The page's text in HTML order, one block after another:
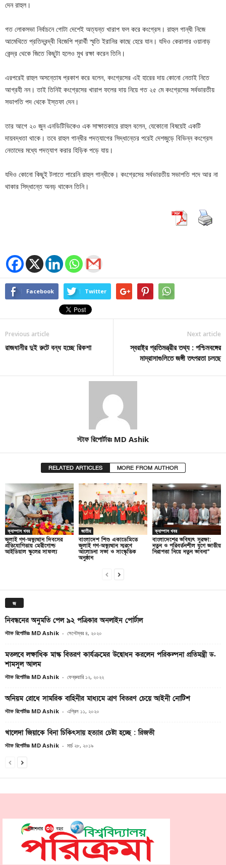
দেন রাহুল।
গত লোকসভা নির্বাচনে গোটা দেশেই অত্যন্ত খারাপ ফল করে কংগ্রেস। রাহুল গান্ধী নিজে
আমেথিতে প্রতিদ্বন্দ্বী বিজেপি প্রার্থী স্মৃতি ইরানির কাছে হেরে যান। যদিও কেরালার ওয়ানাড়
কেন্দ্র থেকে জিতে কিছুটা হলেও মুখ রক্ষা করেন তিনি।
এরপরেই রাহুল অসন্তোষ প্রকাশ করে বলেন, কংগ্রেসের এই হারের দায় কোনো নেতাই নিতে
আগ্রহী নন। তাই তিনিই কংগ্রেসের খারাপ ফলের দায় নিয়ে গত ২৫ মে কংগ্রেসের সর্বভারতীয়
সভাপতি পদ থেকে ইস্তফা দেন।
তার আগে ২০ জুন এনডিটিভিকেও এক সাক্ষাতকারে রাহুল বলেন, যেকোনো বিষয়েই একটি
দায়বদ্ধতা থাকে। তবে রাহুল গান্ধীর পদত্যাগের সিদ্ধান্তের পরেই দেশজুড়ে বিভিন্ন কংগ্রেস
নেতাদের মধ্যে পদত্যাগ করার হিড়িক পড়ে যায়।
যদিও কোনো কিছুই টলাতে পারেনি রাহুল গান্ধীকে। কংগ্রেসের সর্বভারতীয় সভাপতি পদে আর না
থাকার সিদ্ধান্তে অনড় থাকেন তিনি।
Facebook Twitter
Previous article
রাজধানীর দুই রুটে বন্ধ হচ্ছে রিকশা
Next article
স্বরাষ্ট্র প্রতিমন্ত্রীর তথ্য : পশ্চিমবঙ্গের
মাদ্রাসাগুলিতে জঙ্গী তৎপরতা চলছে
স্টাফ রিপোর্টারঃ MD Ashik
RELATED ARTICLES MORE FROM AUTHOR
ক্যাম্পাস খবর
জুলাই গণ-অভ্যুত্থান দিবসের
প্রতিযোগিতায় মেরীগোল্ড
আইডিয়াল স্কুলের সাফল্য
জাতীয়
বাংলাদেশ শিশু একাডেমিতে
জুলাই গণ-অভ্যুত্থান স্মরণে
আলোচনা সভা ও সাংস্কৃতিক
অনুষ্ঠান
ক্যাম্পাস খবর
বাংলাদেশের ভবিষ্যৎ সুরক্ষা:
নতুন ও পরিবর্তনশীল যুগে জাতীয়
নিরাপত্তা নিয়ে নতুন ভাবনা”
জ
নিবন্ধনের অনুমতি পেল ৯২ পত্রিকার অনলাইন পোর্টাল
স্টাফ রিপোর্টারঃ MD Ashik - সেপ্টেম্বর ৪, ২০২০
মতলবে লক্ষাধিক মাস্ক বিতরণ কার্যক্রমের উদ্বোধন করলেন পরিকল্পনা প্রতিমন্ত্রী ড.
শামসুল আলম
স্টাফ রিপোর্টারঃ MD Ashik - ফেব্রুয়ারি ১২, ২০২২
অনিয়ম রোধে সামরিক বাহিনীর মাধ্যমে ত্রাণ বিতরণ চেয়ে আইনী নোটিশ
স্টাফ রিপোর্টারঃ MD Ashik - এপ্রিল ১১, ২০২০
খালেদা জিয়াকে বিনা চিকিৎসায় হত্যার চেষ্টা হচ্ছে : রিজভী
স্টাফ রিপোর্টারঃ MD Ashik - মার্চ ২৮, ২০১৯